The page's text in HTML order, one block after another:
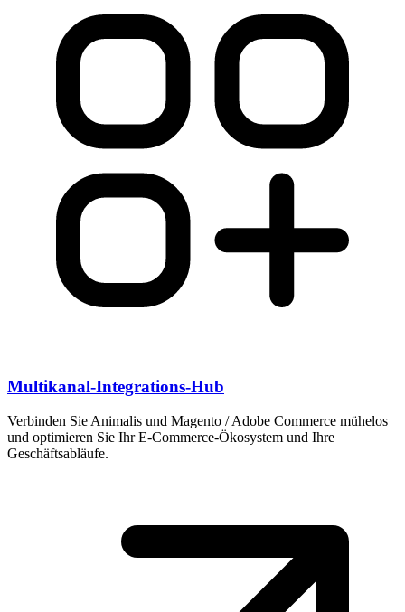
Multikanal-Integrations-Hub
Verbinden Sie Animalis und Magento / Adobe Commerce mühelos
und optimieren Sie Ihr E-Commerce-Ökosystem und Ihre
Geschäftsabläufe.